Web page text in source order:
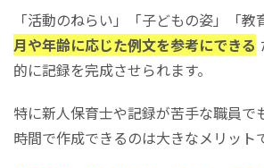
「活動のねらい」「子どもの姿」「教
月や年齢に応じた例文を参考にできる
的に記録を完成させられます。
特に新人保育士や記録が苦手な職員で
時間で作成できるのは大きなメリット